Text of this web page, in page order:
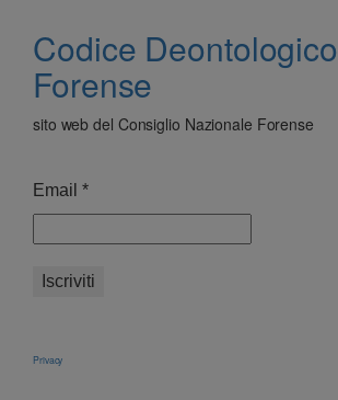
Codice Deontologico
Forense
sito web del Consiglio Nazionale Forense
Email *
Privacy